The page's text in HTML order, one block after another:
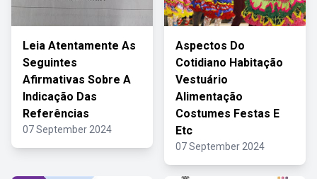
Leia Atentamente As
Seguintes
Afirmativas Sobre A
Indicação Das
Referências
07 September 2024
Aspectos Do
Cotidiano Habitação
Vestuário
Alimentação
Costumes Festas E
Etc
07 September 2024